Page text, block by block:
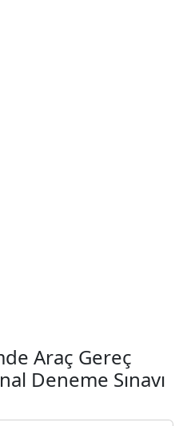
Araç Gereç
Deneme Sınavı